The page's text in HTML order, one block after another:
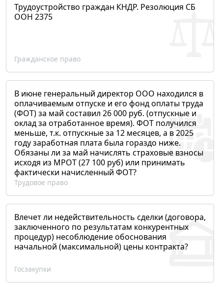
Трудоустройство граждан КНДР. Резолюция СБ
ООН 2375
Гражданское право
В июне генеральный директор ООО находился в
оплачиваемым отпуске и его фонд оплаты труда
(ФОТ) за май составил 26 000 руб. (отпускные и
оклад за отработанное время). ФОТ получился
меньше, т.к. отпускные за 12 месяцев, а в 2025
году заработная плата была гораздо ниже.
Обязаны ли за май начислять страховые взносы
исходя из МРОТ (27 100 руб) или принимать
фактически начисленный ФОТ?
Трудовое право
Влечет ли недействительность сделки (договора,
заключенного по результатам конкурентных
процедур) несоблюдение обоснования
начальной (максимальной) цены контракта?
Госзакупки